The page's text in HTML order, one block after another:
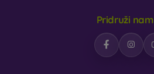
Pridruži